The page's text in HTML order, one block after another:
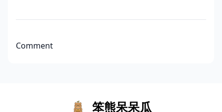
Comment
笨熊呆呆瓜